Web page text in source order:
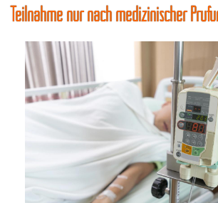
Teilnahme nur nach medizinischer